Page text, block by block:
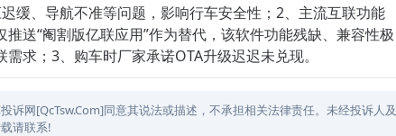
缓、导航不准等问题，影响行车安全性；2、主流互联功能
送“阉割版亿联应用”作为替代，该软件功能残缺、兼容性极
求；3、购车时厂家承诺OTA升级迟迟未兑现。
诉网[QcTsw.Com]同意其说法或描述，不承担相关法律责任。未经投诉人及
请联系!